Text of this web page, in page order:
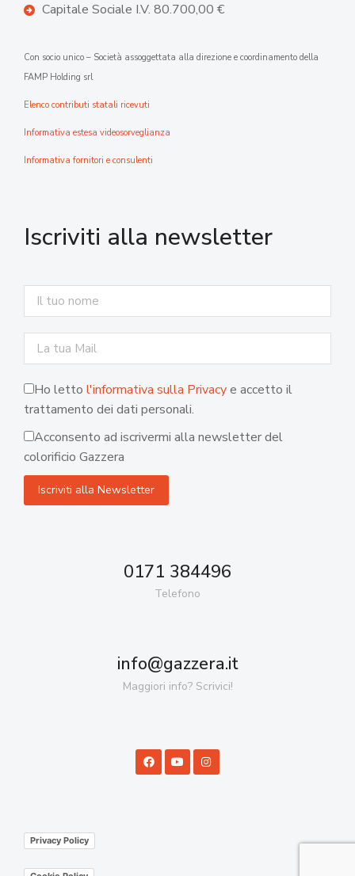
Capitale Sociale I.V. 80.700,00 €
Con socio unico – Società assoggettata alla direzione e coordinamento della
FAMP Holding srl
Elenco contributi statali ricevuti
Informativa estesa videosorveglianza
Informativa fornitori e consulenti
Iscriviti alla newsletter
Ho letto l'informativa sulla Privacye accetto il
trattamento dei dati personali.
Acconsento ad iscrivermi alla newsletter del
colorificio Gazzera
0171 384496
Telefono
info@gazzera.it
Maggiori info? Scrivici!
Privacy Policy